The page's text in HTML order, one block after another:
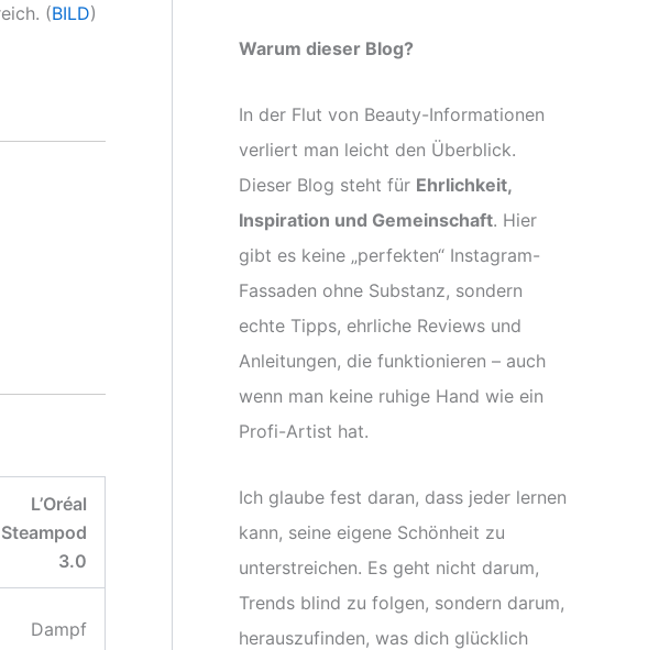
(BILD)
L’Oréal
Steampod
3.0
Dampf
Warum dieser Blog?
In der Flut von Beauty-Informationen
verliert man leicht den Überblick.
Dieser Blog steht für Ehrlichkeit,
Inspiration und Gemeinschaft. Hier
gibt es keine „perfekten“ Instagram-
Fassaden ohne Substanz, sondern
echte Tipps, ehrliche Reviews und
Anleitungen, die funktionieren – auch
wenn man keine ruhige Hand wie ein
Profi-Artist hat.
Ich glaube fest daran, dass jeder lernen
kann, seine eigene Schönheit zu
unterstreichen. Es geht nicht darum,
Trends blind zu folgen, sondern darum,
herauszufinden, was dich glücklich